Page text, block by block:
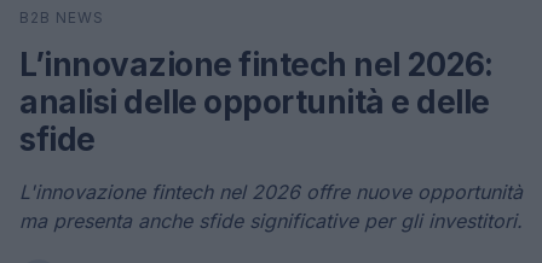
Cerca
B2B NEWS
L’innovazione fintech nel 2026:
analisi delle opportunità e delle
sfide
L'innovazione fintech nel 2026 offre nuove opportunità
ma presenta anche sfide significative per gli investitori.